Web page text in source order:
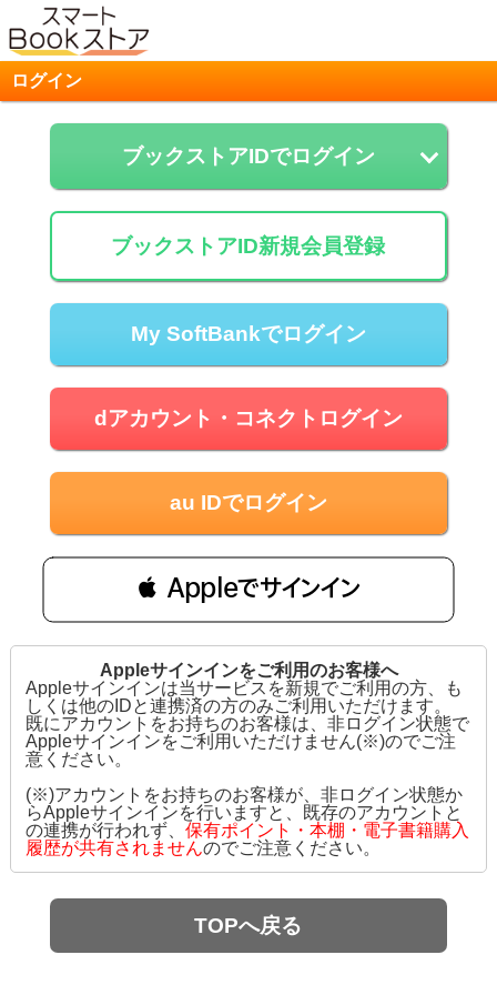
ログイン
ブックストアIDでログイン
ブックストアID新規会員登録
My SoftBankでログイン
dアカウント・コネクトログイン
au IDでログイン
 Appleでサインイン
Appleサインインをご利用のお客様へ
Appleサインインは当サービスを新規でご利用の方、も
しくは他のIDと連携済の方のみご利用いただけます。
既にアカウントをお持ちのお客様は、非ログイン状態で
Appleサインインをご利用いただけません(※)のでご注
意ください。
(※)アカウントをお持ちのお客様が、非ログイン状態か
らAppleサインインを行いますと、既存のアカウントと
の連携が行われず、保有ポイント・本棚・電子書籍購入
履歴が共有されませんのでご注意ください。
TOPへ戻る